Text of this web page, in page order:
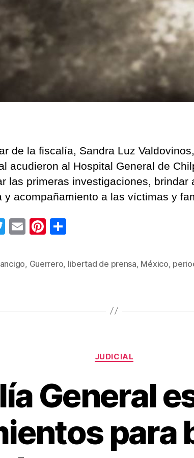
de la fiscalía, Sandra Luz
acudieron al Hospital General de
las primeras investigaciones, brindar
y acompañamiento a las víctimas y
T
tt
E
ail
Pi
er m
tir
, Guerrero, libertad de prensa, México,
Categorías
JUDICIAL
General
para